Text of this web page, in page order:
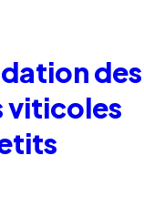
des
viticoles